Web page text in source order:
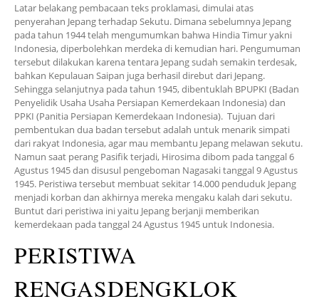
Latar belakang pembacaan teks proklamasi, dimulai atas
penyerahan Jepang terhadap Sekutu. Dimana sebelumnya Jepang
pada tahun 1944 telah mengumumkan bahwa Hindia Timur yakni
Indonesia, diperbolehkan merdeka di kemudian hari. Pengumuman
tersebut dilakukan karena tentara Jepang sudah semakin terdesak,
bahkan Kepulauan Saipan juga berhasil direbut dari Jepang.
Sehingga selanjutnya pada tahun 1945, dibentuklah BPUPKI (Badan
Penyelidik Usaha Usaha Persiapan Kemerdekaan Indonesia) dan
PPKI (Panitia Persiapan Kemerdekaan Indonesia). Tujuan dari
pembentukan dua badan tersebut adalah untuk menarik simpati
dari rakyat Indonesia, agar mau membantu Jepang melawan sekutu.
Namun saat perang Pasifik terjadi, Hirosima dibom pada tanggal 6
Agustus 1945 dan disusul pengeboman Nagasaki tanggal 9 Agustus
1945. Peristiwa tersebut membuat sekitar 14.000 penduduk Jepang
menjadi korban dan akhirnya mereka mengaku kalah dari sekutu.
Buntut dari peristiwa ini yaitu Jepang berjanji memberikan
kemerdekaan pada tanggal 24 Agustus 1945 untuk Indonesia.
PERISTIWA
RENGASDENGKLOK